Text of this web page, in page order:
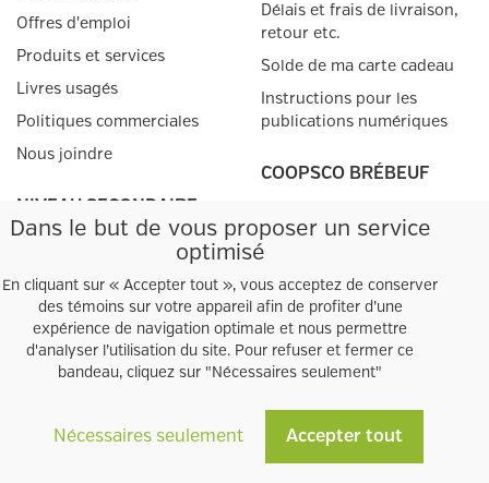
Dans le but de vous proposer un service
optimisé
En cliquant sur « Accepter tout », vous acceptez de conserver
des témoins sur votre appareil afin de profiter d’une
expérience de navigation optimale et nous permettre
d'analyser l’utilisation du site. Pour refuser et fermer ce
bandeau, cliquez sur "Nécessaires seulement"
Nécessaires seulement Accepter tout
DIM
LUN
13
MAR
MER
Fermé
JEU
16 Fermé
Offres d'emploi
Produits et services
Livres usagés
Politiques commerciales
Nous joindre
NIVEAU SECONDAIRE
Liste de matériel scolaire
Délais et frais de livraison,
retour etc.
Solde de ma carte cadeau
Instructions pour les
publications numériques
COOPSCO BRÉBEUF
5625 Avenue Decelles
Montréal, QC
téléphone:(514) 342-3665
télécopieur:(514) 342-0118
Heures d'ouverture
Facebook
Twitter
Tous droits réservés © Coopsco 2025